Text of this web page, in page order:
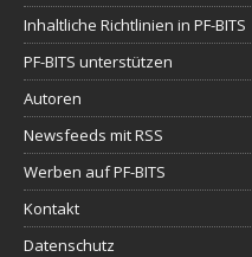
Inhaltliche Richtlinien in PF-BITS
PF-BITS unterstützen
Autoren
Newsfeeds mit RSS
Werben auf PF-BITS
Kontakt
Datenschutz